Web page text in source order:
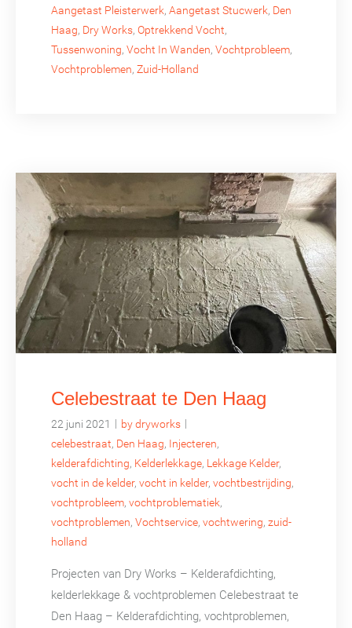
Aangetast Pleisterwerk, Aangetast Stucwerk, Den
Haag, Dry Works, Optrekkend Vocht,
Tussenwoning, Vocht In Wanden, Vochtprobleem,
Vochtproblemen, Zuid-Holland
Celebestraat te Den Haag
22 juni 2021 | by dryworks |
celebestraat, Den Haag, Injecteren,
kelderafdichting, Kelderlekkage, Lekkage Kelder,
vocht in de kelder, vocht in kelder, vochtbestrijding,
vochtprobleem, vochtproblematiek,
vochtproblemen, Vochtservice, vochtwering, zuid-
holland
Projecten van Dry Works – Kelderafdichting,
kelderlekkage & vochtproblemen Celebestraat te
Den Haag – Kelderafdichting, vochtproblemen,